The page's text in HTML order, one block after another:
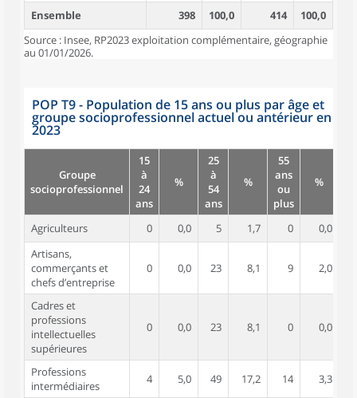
Ensemble 398 100,0 414
100,0
Source : Insee, RP2023 exploitation complémentaire, géographie
au 01/01/2026.
POP T9 - Population de 15 ans ou plus par âge et
groupe socioprofessionnel actuel ou antérieur en
2023
Groupe
socioprofessionnel
15
à
24
ans
%
25
à
54
ans
%
55
ans
ou
plus
%
Agriculteurs 0 0,0 5 1,7 0
0,0
Artisans,
commerçants et
chefs d’entreprise
0 0,0 23 8,1 9 2,0
Cadres et
professions
intellectuelles
supérieures
0 0,0 23 8,1 0 0,0
Professions
intermédiaires
4 5,0 49 17,2 14 3,3